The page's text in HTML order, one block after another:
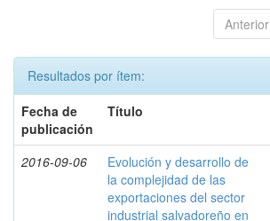
Anterior
Resultados por ítem:
Fecha de
publicación
Título
2016-09-06
Evolución y desarrollo de
la complejidad de las
exportaciones del sector
industrial salvadoreño en